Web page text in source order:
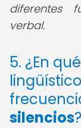
diferentes
verbal.
5. ¿En
silencios?